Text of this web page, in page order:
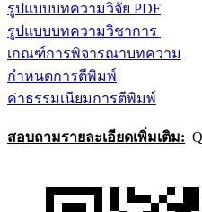
รูปแบบบทความวิจัย PDF
รูปแบบบทความวิชาการ
เกณฑ์การพิจารณาบทความ
กำหนดการตีพิมพ์
ค่าธรรมเนียมการตีพิมพ์
สอบถามรายละเอียดเพิ่มเติม: